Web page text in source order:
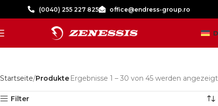
(0040) 255 227 825 office@endress-group.ro
Startseite Produkte Ergebnisse 1 – 30 von 45 werden angezeigt
Filter